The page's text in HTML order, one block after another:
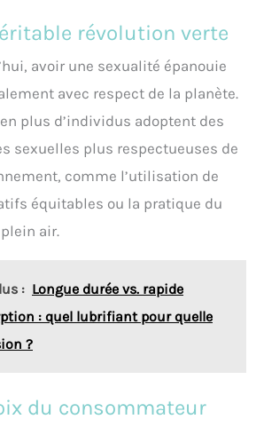
révolution verte
avoir une sexualité épanouie
avec respect de la planète.
plus d’individus adoptent des
sexuelles plus respectueuses de
comme l’utilisation de
équitables ou la pratique du
air.
: Longue durée vs. rapide
: quel lubrifiant pour quelle
?
du consommateur